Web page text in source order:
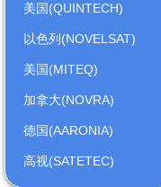
美国(QUINTECH)
以色列(NOVELSAT)
美国(MITEQ)
加拿大(NOVRA)
德国(AARONIA)
高视(SATETEC)